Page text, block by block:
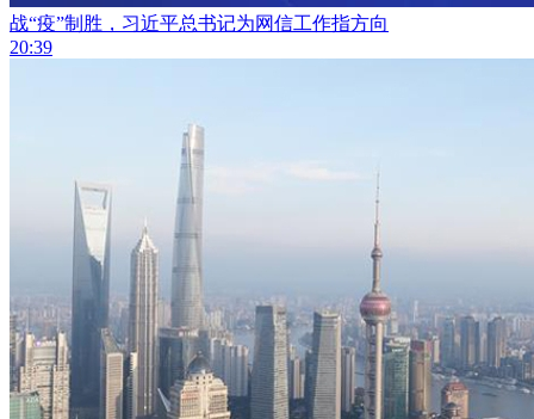
战“疫”制胜，习近平总书记为网信工作指方向
20:39